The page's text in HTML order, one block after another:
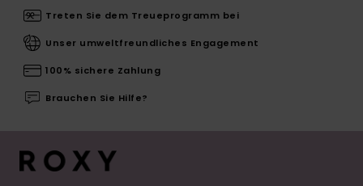
Treten Sie dem Treueprogramm bei
Unser umweltfreundliches Engagement
100% sichere Zahlung
Brauchen Sie Hilfe?